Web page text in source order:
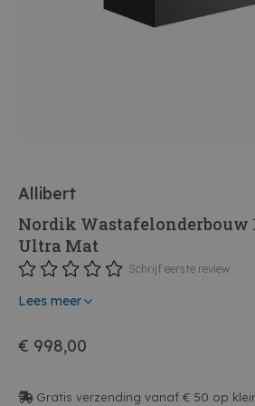
Allibert
Nordik Wastafelonderbouw
Ultra Mat
Schrijf eerste review
Lees meer
€ 998,00
Gratis verzending vanaf € 50 op